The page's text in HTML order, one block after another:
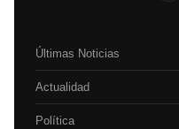
Últimas Noticias
Actualidad
Política